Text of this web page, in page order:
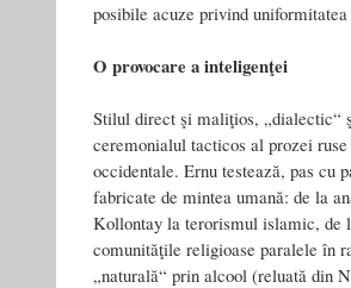
posibile acuze privind
O provocare a inteligenţei
Stilul direct şi maliţios, „dialectic“
ceremonialul tacticos al prozei
occidentale. Ernu testează, pas cu
fabricate de mintea umană: de la
Kollontay la terorismul islamic, de
comunităţile religioase paralele în
„naturală“ prin alcool (reluată din